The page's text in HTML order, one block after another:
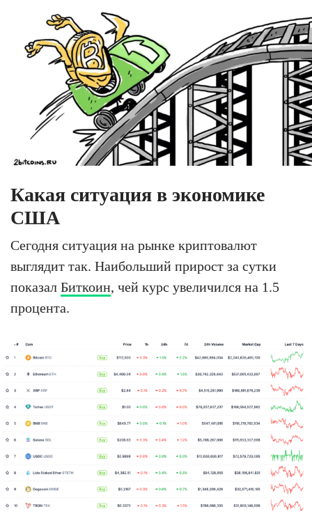
Какая ситуация в экономике
США
Сегодня ситуация на рынке криптовалют
выглядит так. Наибольший прирост за сутки
показал Биткоин, чей курс увеличился на 1.5
процента.